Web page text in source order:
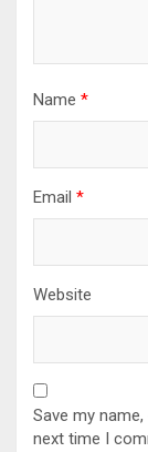
Name *
Email *
Website
Save my
next time I